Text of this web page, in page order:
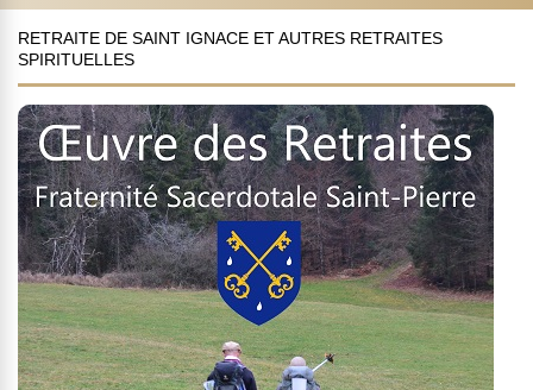
RETRAITE DE SAINT IGNACE ET AUTRES RETRAITES
SPIRITUELLES